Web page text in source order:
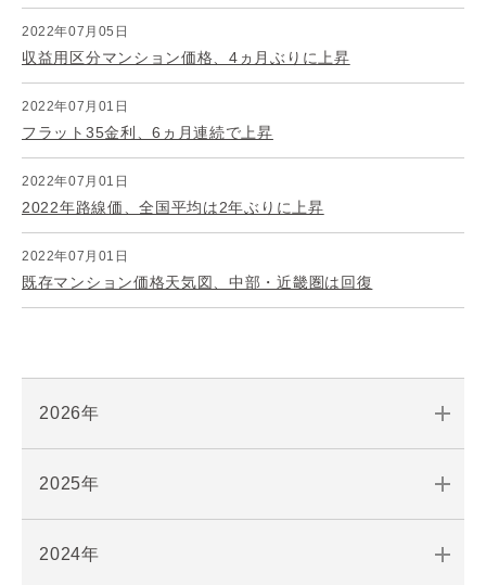
2022年07月05日
収益用区分マンション価格、4ヵ月ぶりに上昇
2022年07月01日
フラット35金利、6ヵ月連続で上昇
2022年07月01日
2022年路線価、全国平均は2年ぶりに上昇
2022年07月01日
既存マンション価格天気図、中部・近畿圏は回復
2026年
2025年
2024年